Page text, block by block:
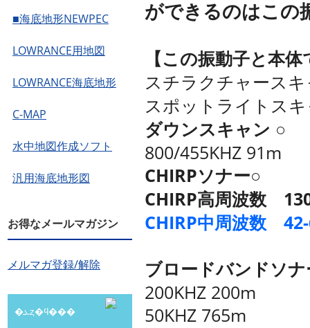
■海底地形NEWPEC
LOWRANCE用地図
LOWRANCE海底地形
C-MAP
水中地図作成ソフト
汎用海底地形図
お得なメールマガジン
メルマガ登録/解除
�ܥȥ�ϥ���
ができるのはこの
【この振動子と本
スチラクチャース
スポットライトス
ダウンスキャン ○
800/455KHZ 91m
CHIRPソナー○
CHIRP高周波数
CHIRP中周波数
ブロードバンドソ
200KHZ 200m
50KHZ 765m